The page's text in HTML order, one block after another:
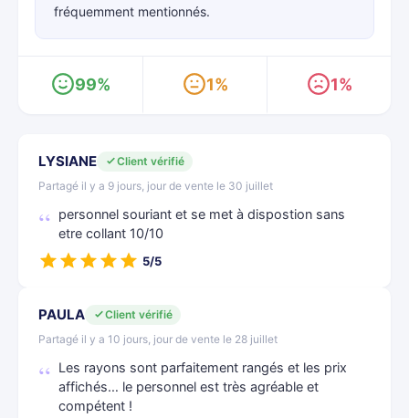
fréquemment mentionnés.
99% 1% 1%
LYSIANE
Client vérifié
Partagé il y a 9 jours, jour de vente le 30 juillet
personnel souriant et se met à dispostion sans
etre collant 10/10
5/5
PAULA
Client vérifié
Partagé il y a 10 jours, jour de vente le 28 juillet
Les rayons sont parfaitement rangés et les prix
affichés… le personnel est très agréable et
compétent !